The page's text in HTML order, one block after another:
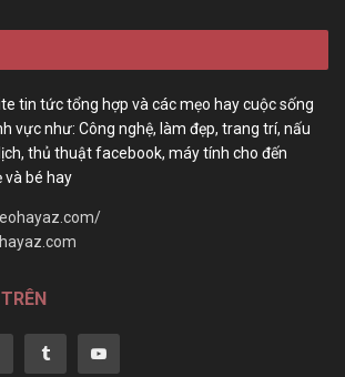
tin tức tổng hợp và các mẹo hay cuộc sống
vực như: Công nghệ, làm đẹp, trang trí, nấu
thủ thuật facebook, máy tính cho đến
và bé hay